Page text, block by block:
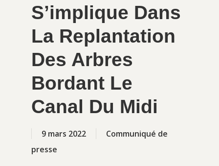
S’implique Dans
La Replantation
Des Arbres
Bordant Le
Canal Du Midi
9 mars 2022
Communiqué de
presse